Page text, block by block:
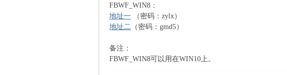
FBWF_WIN8：
地址一 （密码：zylx）
地址二 （密码：gmd5）
备注：
FBWF_WIN8可以用在WIN10上。